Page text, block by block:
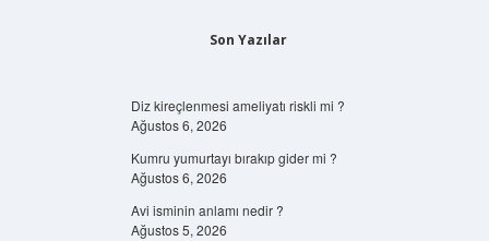
Son Yazılar
Diz kireçlenmesi ameliyatı riskli mi ?
Ağustos 6, 2026
Kumru yumurtayı bırakıp gider mi ?
Ağustos 6, 2026
Avi isminin anlamı nedir ?
Ağustos 5, 2026